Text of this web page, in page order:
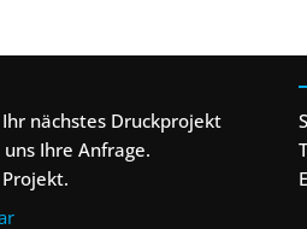
nächstes Druckprojekt
Ihre Anfrage.